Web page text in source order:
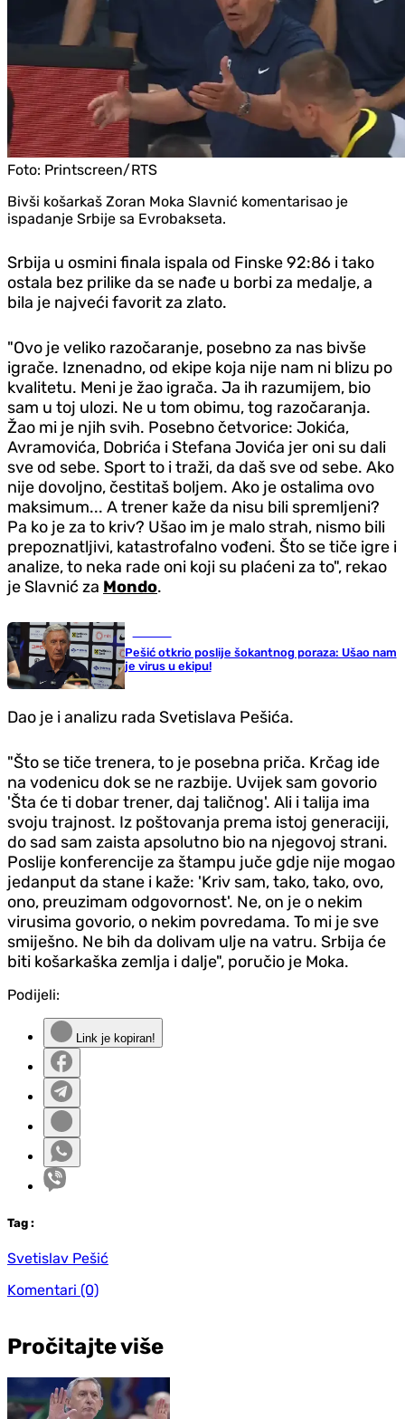
Foto: Printscreen/RTS
Bivši košarkaš Zoran Moka Slavnić komentarisao je
ispadanje Srbije sa Evrobakseta.
Srbija u osmini finala ispala od Finske 92:86 i tako
ostala bez prilike da se nađe u borbi za medalje, a
bila je najveći favorit za zlato.
"Ovo je veliko razočaranje, posebno za nas bivše
igrače. Iznenadno, od ekipe koja nije nam ni blizu po
kvalitetu. Meni je žao igrača. Ja ih razumijem, bio
sam u toj ulozi. Ne u tom obimu, tog razočaranja.
Žao mi je njih svih. Posebno četvorice: Jokića,
Avramovića, Dobrića i Stefana Jovića jer oni su dali
sve od sebe. Sport to i traži, da daš sve od sebe. Ako
nije dovoljno, čestitaš boljem. Ako je ostalima ovo
maksimum... A trener kaže da nisu bili spremljeni?
Pa ko je za to kriv? Ušao im je malo strah, nismo bili
prepoznatljivi, katastrofalno vođeni. Što se tiče igre i
analize, to neka rade oni koji su plaćeni za to", rekao
je Slavnić za Mondo.
Pešić otkrio poslije šokantnog poraza: Ušao nam
je virus u ekipu!
Dao je i analizu rada Svetislava Pešića.
"Što se tiče trenera, to je posebna priča. Krčag ide
na vodenicu dok se ne razbije. Uvijek sam govorio
'Šta će ti dobar trener, daj taličnog'. Ali i talija ima
svoju trajnost. Iz poštovanja prema istoj generaciji,
do sad sam zaista apsolutno bio na njegovoj strani.
Poslije konferencije za štampu juče gdje nije mogao
jedanput da stane i kaže: 'Kriv sam, tako, tako, ovo,
ono, preuzimam odgovornost'. Ne, on je o nekim
virusima govorio, o nekim povredama. To mi je sve
smiješno. Ne bih da dolivam ulje na vatru. Srbija će
biti košarkaška zemlja i dalje", poručio je Moka.
Podijeli:
Link je kopiran!
Tag :
Svetislav Pešić
Komentari (0)
Pročitajte više